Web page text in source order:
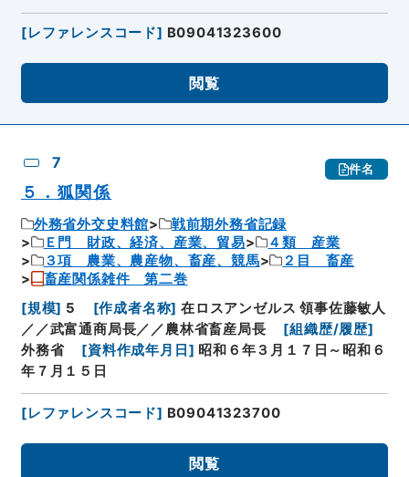
[レファレンスコード] B09041323600
閲覧
7 件名
５．狐関係
外務省外交史料館
戦前期外務省記録
Ｅ門 財政、経済、産業、貿易
４類 産業
３項 農業、農産物、畜産、競馬
２目 畜産
畜産関係雑件 第二巻
[規模] 5 [作成者名称] 在ロスアンゼルス 領事佐藤敏人
／／武富通商局長／／農林省畜産局長
[組織歴/履歴]
外務省
[資料作成年月日 ] 昭和６年３月１７日～昭和６
年７月１５日
[レファレンスコード] B09041323700
閲覧